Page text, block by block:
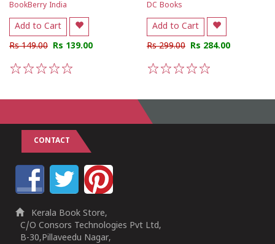
BookBerry India
Add to Cart
Rs 149.00 Rs 139.00
DC Books
Add to Cart
Rs 299.00 Rs 284.00
CONTACT
Kerala Book Store,
C/O Consors Technologies Pvt Ltd,
B-30,Pillaveedu Nagar,